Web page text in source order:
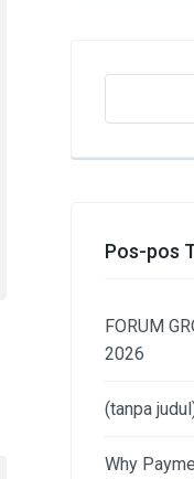
Pos-pos
FORUM
2026
(tanpa
Why